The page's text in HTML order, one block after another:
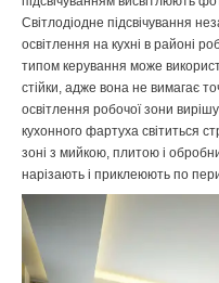
Світлодіодне підсвічування
освітлення на кухні в районі
типом керування може
стійки, адже вона не вимагає
освітлення робочої зони
кухонного фартуха світиться
зоні з мийкою, плитою і
нарізають і приклеюють по